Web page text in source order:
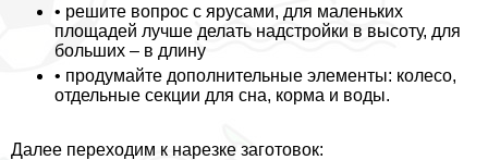
• решите вопрос с ярусами, для маленьких
площадей лучше делать надстройки в высоту, для
больших – в длину
• продумайте дополнительные элементы: колесо,
отдельные секции для сна, корма и воды.
Далее переходим к нарезке заготовок: